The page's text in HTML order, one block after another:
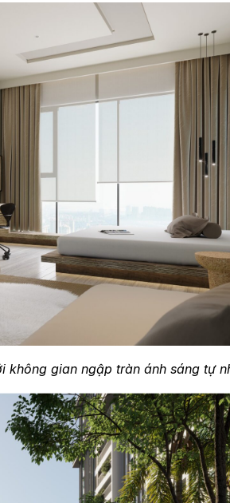
không gian ngập tràn ánh sáng tự